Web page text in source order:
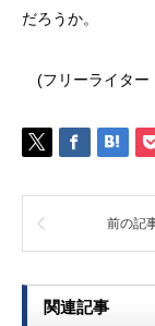
だろうか。
(フリーライター
前の記
関連記事